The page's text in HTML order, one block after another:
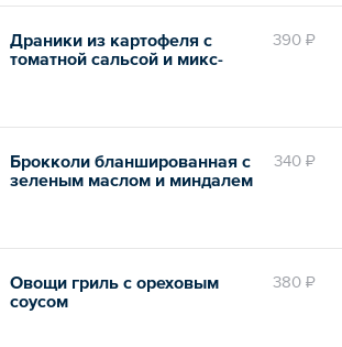
390 ₽
Драники из картофеля с
томатной сальсой и микс-
340 ₽
Брокколи бланшированная с
зеленым маслом и миндалем
380 ₽
Овощи гриль с ореховым
соусом